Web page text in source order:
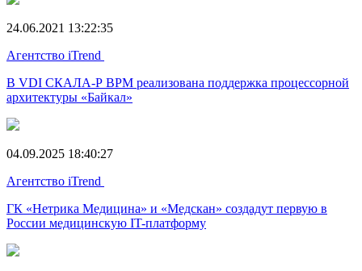
24.06.2021 13:22:35
Агентство iTrend
В VDI СКАЛА-Р ВРМ реализована поддержка процессорной
архитектуры «Байкал»
04.09.2025 18:40:27
Агентство iTrend
ГК «Нетрика Медицина» и «Медскан» создадут первую в
России медицинскую IT-платформу